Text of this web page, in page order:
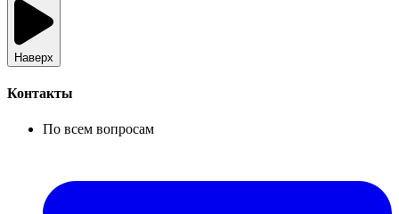
Наверх
Контакты
По всем вопросам